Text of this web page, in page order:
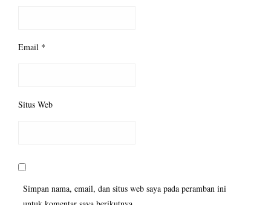
Email *
Situs Web
Simpan nama, email, dan situs web saya pada peramban ini